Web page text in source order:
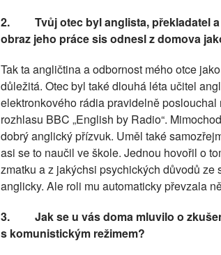
2.
Tvůj otec byl anglista, překladatel
obraz jeho práce sis odnesl z domova
Tak ta angličtina a odbornost mého otce
důležitá. Otec byl také dlouhá léta učitel
elektronkového rádia pravidelně
rozhlasu BBC „English by Radio“.
dobrý anglický přízvuk. Uměl také
asi se to naučil ve škole. Jednou hovořil o
zmatku a z jakýchsi psychických důvodů
anglicky. Ale roli mu automaticky převzala
3.
Jak se u vás doma mluvilo o
s komunistickým režimem?